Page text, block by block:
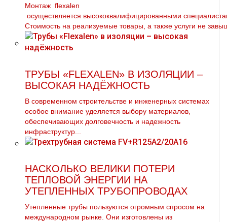
Монтаж flехalеn
осуществляется высококвалифицированными
Стоимость на реализуемые товары, а также услуги не
ТРУБЫ «FLEXALEN» В ИЗОЛЯЦИИ –
ВЫСОКАЯ НАДЁЖНОСТЬ
В современном строительстве и инженерных системах
особое внимание уделяется выбору материалов,
обеспечивающих долговечность и надежность
инфраструктур...
НАСКОЛЬКО ВЕЛИКИ ПОТЕРИ
ТЕПЛОВОЙ ЭНЕРГИИ НА
УТЕПЛЕННЫХ ТРУБОПРОВОДАХ
Утепленные тpубы пользуются огромным спросом на
международном рынке. Они изготовлены из